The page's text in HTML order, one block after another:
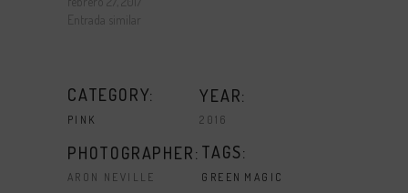
Entrada similar
CATEGORY:
PINK
YEAR:
2016
PHOTOGRAPHER:
ARON NEVILLE
TAGS:
GREEN MAGIC